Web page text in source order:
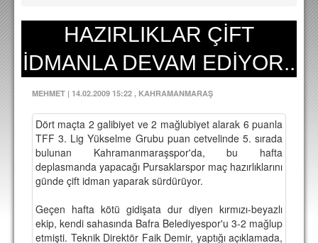
FİKSTÜR
A TAKIM KADROSU
TEKNİK KADRO
TRANSFERLER
TARAFTAR
BİLETLER
DEPLASMAN
LİSANSLI ÜRÜNLER
HAZIRLIKLAR ÇİFT
İDMANLA DEVAM EDİYOR..
MEHMET | 14.02.2009 15:22 , KAHRAMANMARAŞ
Dört maçta 2 galibiyet ve 2 mağlubiyet alarak 6 puanla
TFF 3. Lig Yükselme Grubu puan cetvelinde 5. sırada
bulunan Kahramanmaraşspor'da, bu hafta
deplasmanda yapacağı Pursaklarspor maç hazırlıklarını
günde çift idman yaparak sürdürüyor.
Geçen hafta kötü gidişata dur diyen kırmızı-beyazlı
ekip, kendi sahasında Bafra Belediyespor'u 3-2 mağlup
etmişti. Teknik Direktör Faik Demir, yaptığı açıklamada,